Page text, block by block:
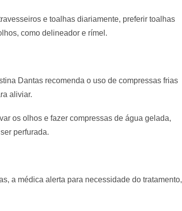
e toalhas diariamente, preferir toalhas
como delineador e rímel.
Dantas recomenda o uso de compressas frias
aliviar.
os olhos e fazer compressas de água gelada,
perfurada.
a médica alerta para necessidade do tratamento,